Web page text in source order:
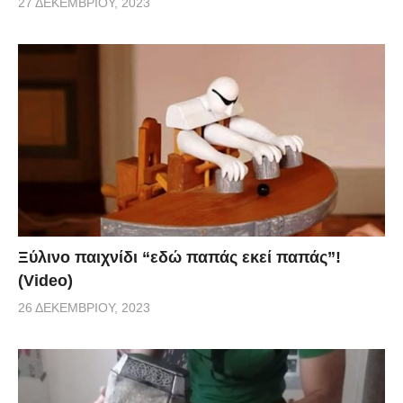
Ξύλινο παιχνίδι “εδώ παπάς εκεί παπάς”!
(Video)
26 ΔΕΚΕΜΒΡΊΟΥ, 2023